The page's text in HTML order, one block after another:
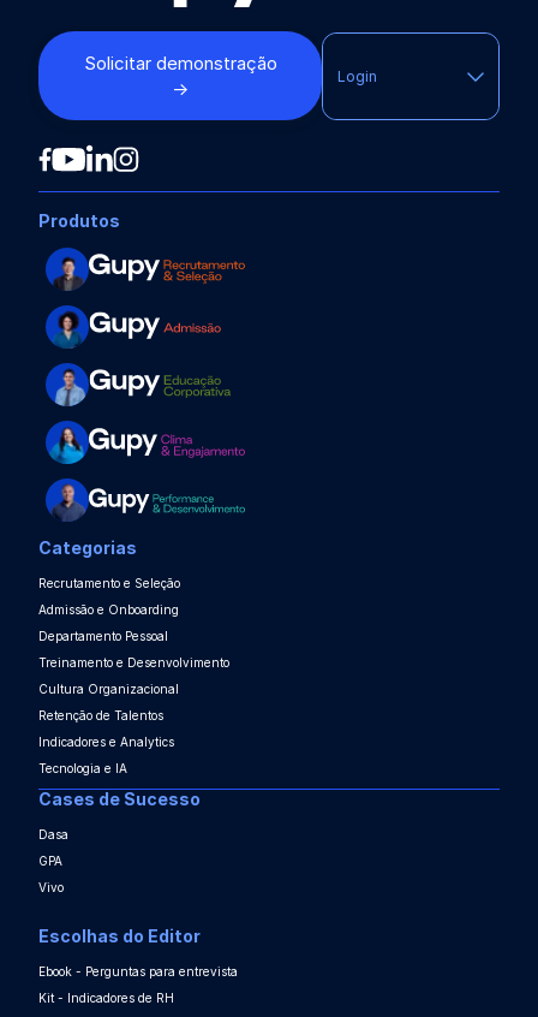
Solicitar demonstração
→
Login
Produtos
Categorias
Recrutamento e Seleção
Admissão e Onboarding
Departamento Pessoal
Treinamento e Desenvolvimento
Cultura Organizacional
Retenção de Talentos
Indicadores e Analytics
Tecnologia e IA
Cases de Sucesso
Dasa
GPA
Vivo
Escolhas do Editor
Ebook - Perguntas para entrevista
Kit - Indicadores de RH